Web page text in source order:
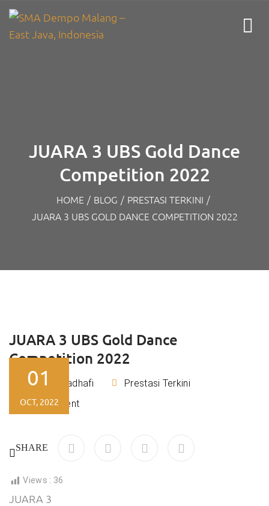
JUARA 3 UBS Gold Dance
Competition 2022
HOME / BLOG / PRESTASI TERKINI /
JUARA 3 UBS GOLD DANCE COMPETITION 2022
JUARA 3 UBS Gold Dance
Competition 2022
By Rizky Kadhafi
Prestasi Terkini
No Comment
01
OCT, 2022
SHARE
Views : 36
JUARA 3